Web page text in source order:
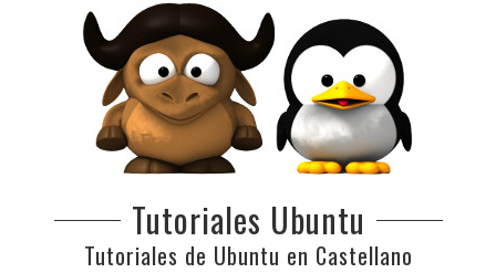
Tutoriales Ubuntu
Tutoriales de Ubuntu en Castellano